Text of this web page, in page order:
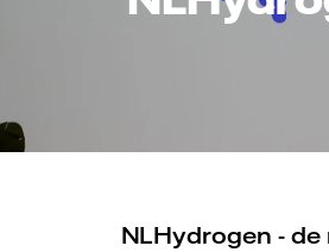
NLHydrogen - de